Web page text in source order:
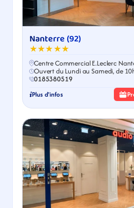
Nanterre (92)
★★★★★
Centre Commercial E.Leclerc
Ouvert du Lundi au Samedi, de
0185380519
Plus d'infos